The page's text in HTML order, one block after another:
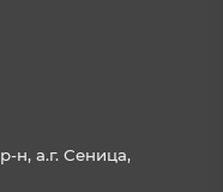
н, а.г. Сеница,